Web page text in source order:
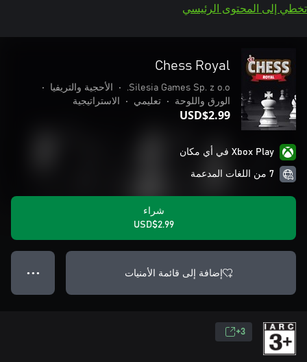
تخطي إلى المحتوى الرئيسي
Chess Royal
Silesia Games Sp. z o.o.
• الأحجية والتريفيا
•
الورق واللوحة
• تعليمي • الاستراتيجية
USD$2.99
Xbox Play في أي مكان
7 من اللغات المدعمة
شراء
USD$2.99
إضافة إلى قائمة الأمنيات ● ● ●
3+